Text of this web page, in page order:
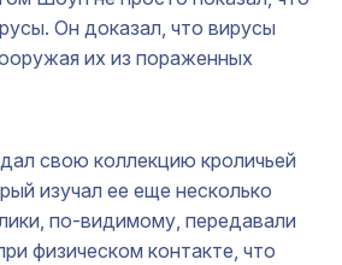
Он доказал, что вирусы
их из пораженных
свою коллекцию кроличьей
изучал ее еще несколько
по-видимому, передавали
физическом контакте, что